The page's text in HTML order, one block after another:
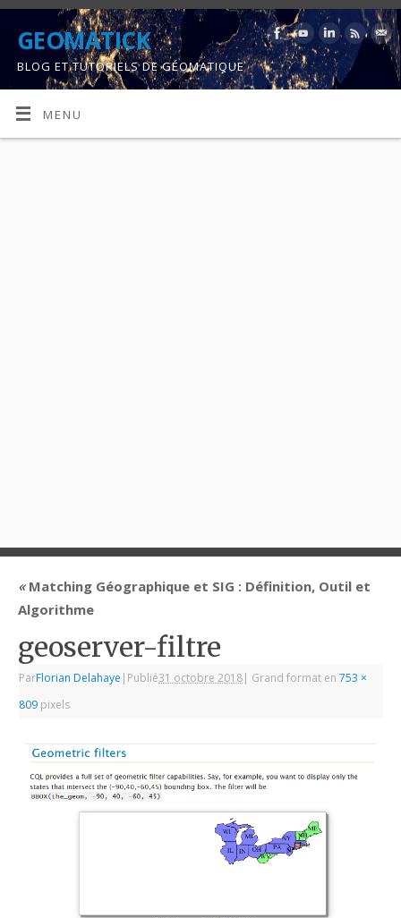
GEOMATICK
BLOG ET TUTORIELS DE GÉOMATIQUE
MENU
«Matching Géographique et SIG : Définition, Outil et
Algorithme
geoserver-filtre
ParFlorian Delahaye | Publié31 octobre 2018| Grand format en753 ×
809 pixels